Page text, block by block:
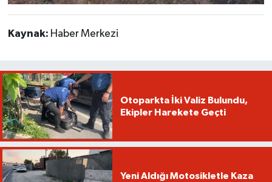
Kaynak: Haber Merkezi
Otoparkta İki Valiz Bulundu,
Ekipler Harekete Geçti
Yeni Aldığı Motosikletle Kaza